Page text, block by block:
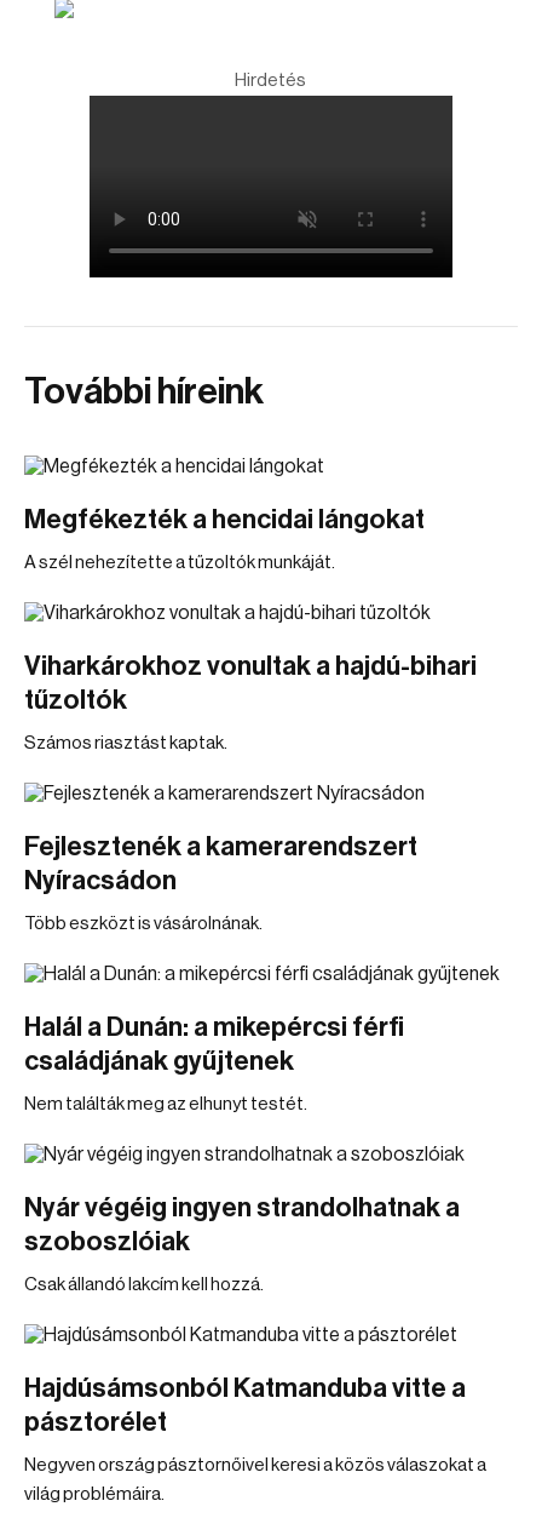
Hirdetés
További híreink
Megfékezték a hencidai lángokat
A szél nehezítette a tűzoltók munkáját.
Viharkárokhoz vonultak a hajdú-bihari
tűzoltók
Számos riasztást kaptak.
Fejlesztenék a kamerarendszert
Nyíracsádon
Több eszközt is vásárolnának.
Halál a Dunán: a mikepércsi férfi
családjának gyűjtenek
Nem találták meg az elhunyt testét.
Nyár végéig ingyen strandolhatnak a
szoboszlóiak
Csak állandó lakcím kell hozzá.
Hajdúsámsonból Katmanduba vitte a
pásztorélet
Negyven ország pásztornőivel keresi a közös válaszokat a
világ problémáira.